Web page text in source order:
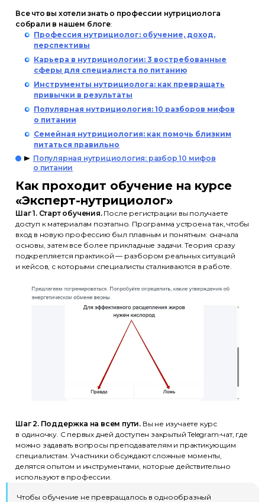
Все что вы хотели знать о профессии нутрициолога
собрали в нашем блоге:
Профессия нутрициолог: обучение, доход,
перспективы
Карьера в нутрициологии: 3 востребованные
сферы для специалиста по питанию
Инструменты нутрициолога: как превращать
привычки в результаты
Популярная нутрициология: 10 разборов мифов
о питании
Семейная нутрициология: как помочь близким
питаться правильно
Популярная нутрициология: разбор 10 мифов
о питании
Как проходит обучение на курсе
«Эксперт-нутрициолог»
Шаг 1. Старт обучения.После регистрации вы получаете
доступ к материалам поэтапно. Программа устроена так, чтобы
вход в новую профессию был плавным и понятным: сначала
основы, затем все более прикладные задачи. Теория сразу
подкрепляется практикой — разбором реальных ситуаций
и кейсов, с которыми специалисты сталкиваются в работе.
Шаг 2. Поддержка на всем пути. Вы не изучаете курс
в одиночку. С первых дней доступен закрытый Telegram-чат, где
можно задавать вопросы преподавателям и практикующим
специалистам. Участники обсуждают сложные моменты,
делятся опытом и инструментами, которые действительно
используют в профессии.
Чтобы обучение не превращалось в однообразный